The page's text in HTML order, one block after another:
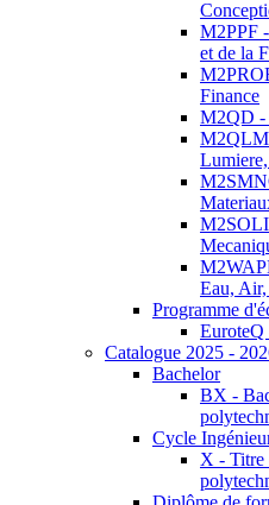
M2PPF
et de la
Finance
M2QD -
Eau,
Programme
Catalogue 2025 -
Bachelor
BX -
Cycle
X - Titre